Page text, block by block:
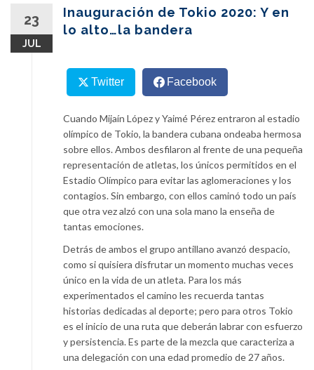
23
JUL
Inauguración de Tokio 2020: Y en
lo alto…la bandera
Twitter Facebook
Cuando Mijaín López y Yaimé Pérez entraron al estadio
olímpico de Tokio, la bandera cubana ondeaba hermosa
sobre ellos. Ambos desfilaron al frente de una pequeña
representación de atletas, los únicos permitidos en el
Estadio Olímpico para evitar las aglomeraciones y los
contagios. Sin embargo, con ellos caminó todo un país
que otra vez alzó con una sola mano la enseña de
tantas emociones.
Detrás de ambos el grupo antillano avanzó despacio,
como si quisiera disfrutar un momento muchas veces
único en la vida de un atleta. Para los más
experimentados el camino les recuerda tantas
historias dedicadas al deporte; pero para otros Tokio
es el inicio de una ruta que deberán labrar con esfuerzo
y persistencia. Es parte de la mezcla que caracteriza a
una delegación con una edad promedio de 27 años.